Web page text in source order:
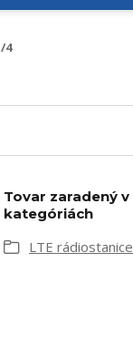
/4
Tovar zaradený v
kategóriách
LTE rádiostanice